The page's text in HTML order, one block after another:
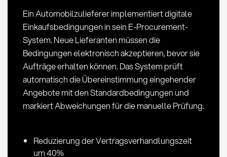
Ein Automobilzulieferer implementiert digitale
Einkaufsbedingungen in sein E-Procurement-
System. Neue Lieferanten müssen die
Bedingungen elektronisch akzeptieren, bevor sie
Aufträge erhalten können. Das System prüft
automatisch die Übereinstimmung eingehender
Angebote mit den Standardbedingungen und
markiert Abweichungen für die manuelle Prüfung.
Reduzierung der Vertragsverhandlungszeit
um 40%